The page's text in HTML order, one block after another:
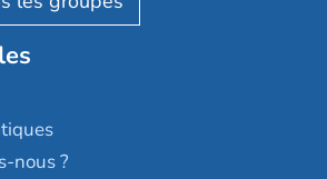
d'or
services Villa Médicis
nous ?